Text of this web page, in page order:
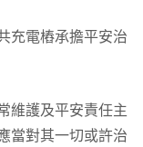
充電樁承擔平安治
維護及平安責任主
當對其一切或許治